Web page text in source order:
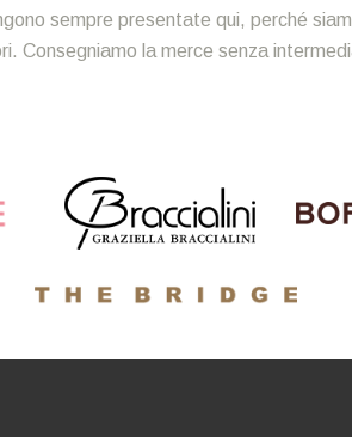
sempre presentate qui, perché
Consegniamo la merce senza